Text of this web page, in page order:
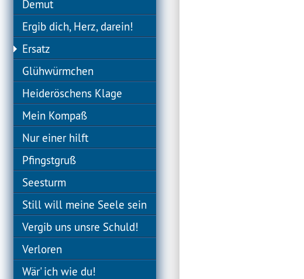
Demut
Ergib dich, Herz, darein!
Ersatz
Glühwürmchen
Heideröschens Klage
Mein Kompaß
Nur einer hilft
Pfingstgruß
Seesturm
Still will meine Seele sein
Vergib uns unsre Schuld!
Verloren
Wär' ich wie du!